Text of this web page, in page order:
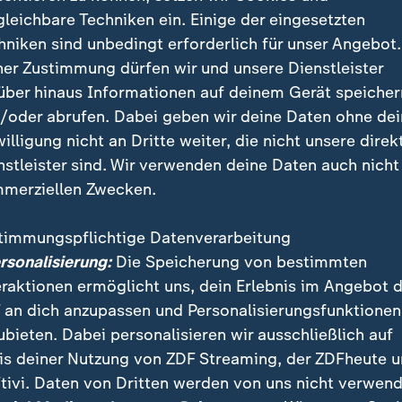
zu erreichen. Hinzu kommt
bei transnationalen
Ermittlungen und
Ressourcen.
an der Universität Osnabrück
gestiegenen Anforderungen lange nicht
die Komplexität daher nicht kurzfristig aufholen,
Techniken ein. Einige der eingesetzten
sind unbedingt erforderlich für unser
Zustimmung dürfen wir und unsere Dienstleister
hinaus Informationen auf deinem Gerät
oder abrufen. Dabei geben wir deine Daten ohne
nicht an Dritte weiter, die nicht unsere
sind. Wir verwenden deine Daten auch nicht
Zwecken.
Datenverarbeitung
Die Speicherung von bestimmten
ermöglicht uns, dein Erlebnis im Angebot
an dich anzupassen und Personalisierungsfunktionen
Dabei personalisieren wir ausschließlich auf
deiner Nutzung von ZDF Streaming, der ZDFheute
Daten von Dritten werden von uns nicht